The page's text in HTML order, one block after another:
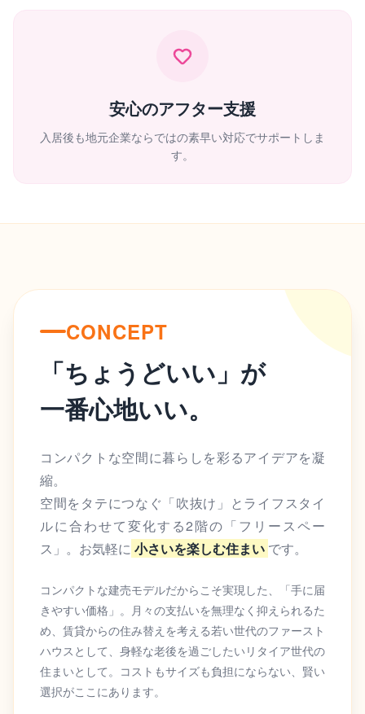
安心のアフター支援
入居後も地元企業ならではの素早い対応でサポートしま
す。
CONCEPT
「ちょうどいい」が
一番心地いい。
コンパクトな空間に暮らしを彩るアイデアを凝
縮。
空間をタテにつなぐ「吹抜け」とライフスタイ
ルに合わせて変化する2階の「フリースペー
ス」。お気軽に 小さいを楽しむ住まい です。
コンパクトな建売モデルだからこそ実現した、「手に届
きやすい価格」。月々の支払いを無理なく抑えられるた
め、賃貸からの住み替えを考える若い世代のファースト
ハウスとして、身軽な老後を過ごしたいリタイア世代の
住まいとして。コストもサイズも負担にならない、賢い
選択がここにあります。